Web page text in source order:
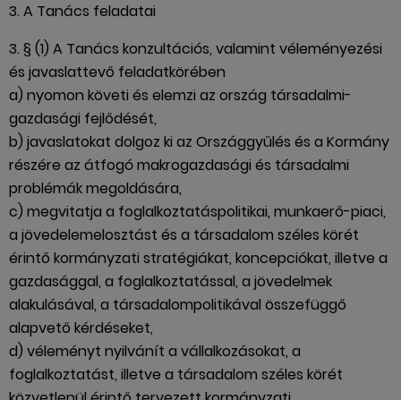
3. A Tanács feladatai
3. § (1) A Tanács konzultációs, valamint véleményezési
és javaslattevő feladatkörében
a) nyomon követi és elemzi az ország társadalmi-
gazdasági fejlődését,
b) javaslatokat dolgoz ki az Országgyűlés és a Kormány
részére az átfogó makrogazdasági és társadalmi
problémák megoldására,
c) megvitatja a foglalkoztatáspolitikai, munkaerő-piaci,
a jövedelemelosztást és a társadalom széles körét
érintő kormányzati stratégiákat, koncepciókat, illetve a
gazdasággal, a foglalkoztatással, a jövedelmek
alakulásával, a társadalompolitikával összefüggő
alapvető kérdéseket,
d) véleményt nyilvánít a vállalkozásokat, a
foglalkoztatást, illetve a társadalom széles körét